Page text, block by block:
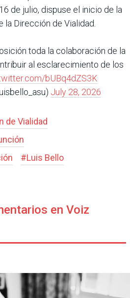
de julio, dispuse el inicio de la
la Dirección de Vialidad.
toda la colaboración de la
al esclarecimiento de los
bUBq4dZS3K
July 28, 2026
de Vialidad
#Luis Bello
en Voiz